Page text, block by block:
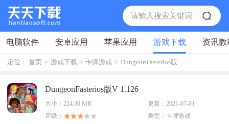
电脑软件 安卓应用 苹果应用 游戏下载 资讯教
定位： 首页 > 游戏下载 > 卡牌游戏 > DungeonFasterios版
DungeonFasterios版V 1.126
大小： 224.30 MB 更新： 2021-07-01
评级：
类型： 卡牌游戏